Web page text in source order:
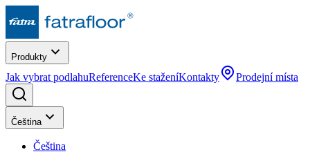
Produkty
Jak vybrat podlahuReferenceKe staženíKontakty Prodejní místa
Čeština
Čeština